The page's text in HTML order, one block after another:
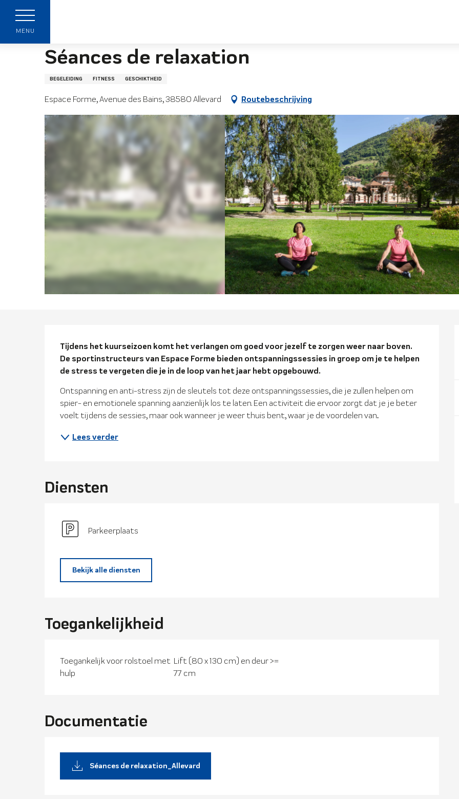
contenu
principal
MENU
Séances de relaxation
BEGELEIDING FITNESS GESCHIKTHEID
Espace Forme, Avenue des Bains, 38580 Allevard Routebeschrijving
Beschrijving
Tijdens het kuurseizoen komt het verlangen om goed voor jezelf te zorgen weer naar boven.
De sportinstructeurs van Espace Forme bieden ontspanningssessies in groep om je te helpen
de stress te vergeten die je in de loop van het jaar hebt opgebouwd.
Ontspanning en anti-stress zijn de sleutels tot deze ontspanningssessies, die je zullen helpen om
spier- en emotionele spanning aanzienlijk los te laten. Een activiteit die ervoor zorgt dat je je beter
voelt tijdens de sessies, maar ook wanneer je weer thuis bent, waar je de voordelen van...
Lees verder
Diensten
Parkeerplaats
Bekijk alle diensten
Toegankelijkheid
Toegankelijk voor rolstoel met
hulp
Lift (80 x 130 cm) en deur >=
77 cm
Documentatie
Séances de relaxation_Allevard